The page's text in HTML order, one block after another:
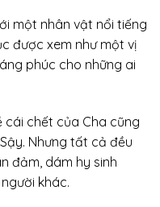
một nhân vật nổi tiếng
được xem như một vị
phúc cho những ai
cái chết của Cha cũng
Nhưng tất cả đều
đảm, dám hy sinh
khác.